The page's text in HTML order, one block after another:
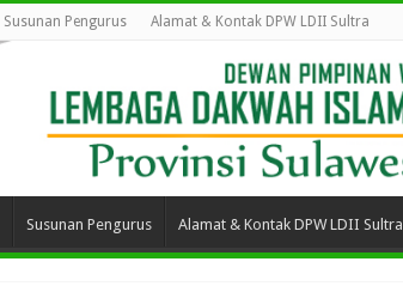
Susunan Pengurus Alamat & Kontak DPW LDII Sultra
Susunan Pengurus Alamat & Kontak DPW LDII Sultra